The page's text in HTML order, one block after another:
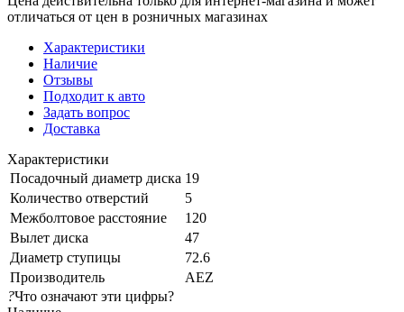
отличаться от цен в розничных магазинах
Характеристики
Наличие
Отзывы
Подходит к авто
Задать вопрос
Доставка
Характеристики
Посадочный диаметр диска 19
Количество отверстий
5
Межболтовое расстояние
120
Вылет диска
47
Диаметр ступицы
72.6
Производитель
AEZ
?Что означают эти цифры?